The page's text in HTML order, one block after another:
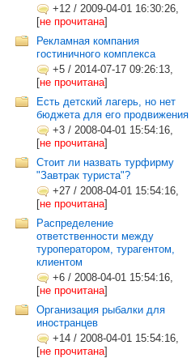
+12 / 2009-04-01 16:30:26,
[не прочитана]
Рекламная компания
гостиничного комплекса
+5 / 2014-07-17 09:26:13,
[не прочитана]
Есть детский лагерь, но нет
бюджета для его продвижения
+3 / 2008-04-01 15:54:16,
[не прочитана]
Стоит ли назвать турфирму
"Завтрак туриста"?
+27 / 2008-04-01 15:54:16,
[не прочитана]
Распределение
ответственности между
туроператором, турагентом,
клиентом
+6 / 2008-04-01 15:54:16,
[не прочитана]
Организация рыбалки для
иностранцев
+14 / 2008-04-01 15:54:16,
[не прочитана]